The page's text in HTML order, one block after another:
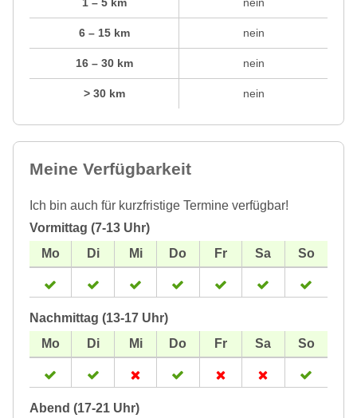
6 – 15 km
16 – 30 km
> 30 km
nein
nein
nein
Meine Verfügbarkeit
Ich bin auch für kurzfristige Termine verfügbar!
Vormittag (7-13 Uhr)
Nachmittag (13-17 Uhr)
Abend (17-21 Uhr)